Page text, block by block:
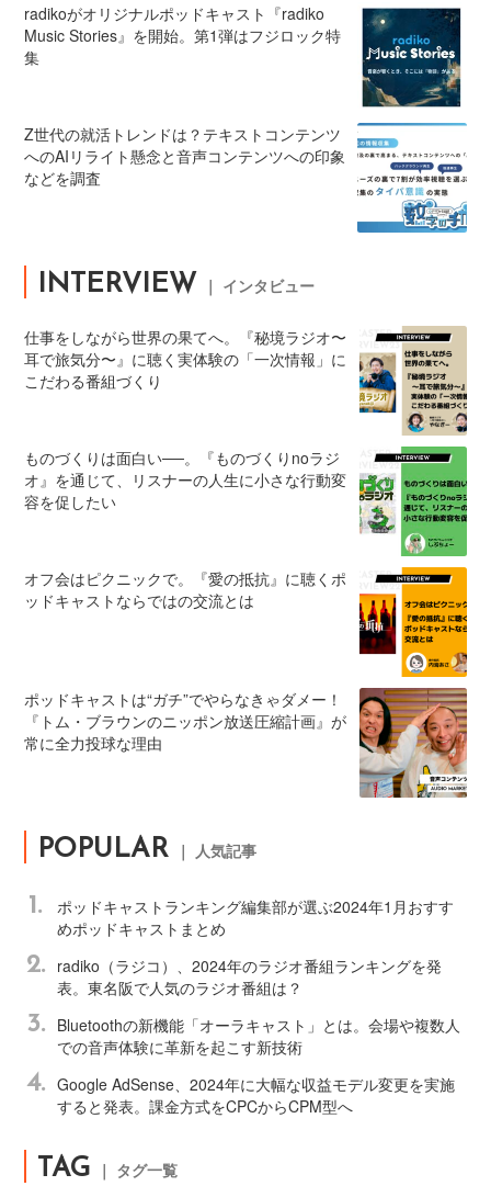
radikoがオリジナルポッドキャスト『radiko
Music Stories』を開始。第1弾はフジロック特
集
Z世代の就活トレンドは？テキストコンテンツ
へのAIリライト懸念と音声コンテンツへの印象
などを調査
INTERVIEW ｜ インタビュー
仕事をしながら世界の果てへ。『秘境ラジオ〜
耳で旅気分〜』に聴く実体験の「一次情報」に
こだわる番組づくり
ものづくりは面白い──。『ものづくりnoラジ
オ』を通じて、リスナーの人生に小さな行動変
容を促したい
オフ会はピクニックで。『愛の抵抗』に聴くポ
ッドキャストならではの交流とは
ポッドキャストは“ガチ”でやらなきゃダメー！
『トム・ブラウンのニッポン放送圧縮計画』が
常に全力投球な理由
POPULAR ｜ 人気記事
1.
ポッドキャストランキング編集部が選ぶ2024年1月おすす
めポッドキャストまとめ
2.
radiko（ラジコ）、2024年のラジオ番組ランキングを発
表。東名阪で人気のラジオ番組は？
3.
Bluetoothの新機能「オーラキャスト」とは。会場や複数人
での音声体験に革新を起こす新技術
4. Google AdSense、2024年に大幅な収益モデル変更を実施
すると発表。課金方式をCPCからCPM型へ
TAG ｜ タグ一覧